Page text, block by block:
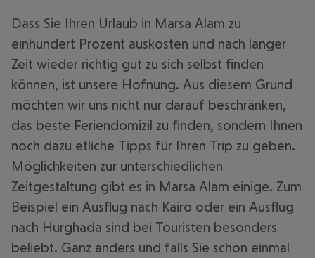
Dass Sie Ihren Urlaub in Marsa Alam zu
einhundert Prozent auskosten und nach langer
Zeit wieder richtig gut zu sich selbst finden
können, ist unsere Hofnung. Aus diesem Grund
möchten wir uns nicht nur darauf beschränken,
das beste Feriendomizil zu finden, sondern Ihnen
noch dazu etliche Tipps für Ihren Trip zu geben.
Möglichkeiten zur unterschiedlichen
Zeitgestaltung gibt es in Marsa Alam einige. Zum
Beispiel ein Ausflug nach Kairo oder ein Ausflug
nach Hurghada sind bei Touristen besonders
beliebt. Ganz anders und falls Sie schon einmal